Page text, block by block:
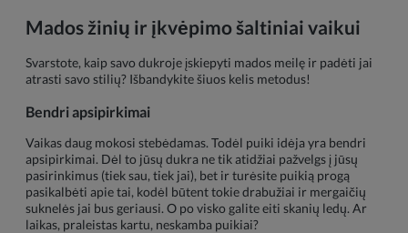
Mados žinių ir įkvėpimo šaltiniai vaikui
Svarstote, kaip savo dukroje įskiepyti mados meilę ir padėti jai
atrasti savo stilių? Išbandykite šiuos kelis metodus!
Bendri apsipirkimai
Vaikas daug mokosi stebėdamas. Todėl puiki idėja yra bendri
apsipirkimai. Dėl to jūsų dukra ne tik atidžiai pažvelgs į jūsų
pasirinkimus (tiek sau, tiek jai), bet ir turėsite puikią progą
pasikalbėti apie tai, kodėl būtent tokie drabužiai ir mergaičių
suknelės jai bus geriausi. O po visko galite eiti skanių ledų. Ar
laikas, praleistas kartu, neskamba puikiai?